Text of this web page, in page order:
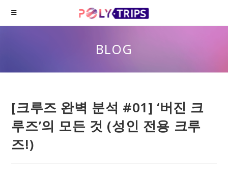
BLOG
[크루즈 완벽 분석 #01] ‘버진 크
루즈’의 모든 것 (성인 전용 크루
즈!)